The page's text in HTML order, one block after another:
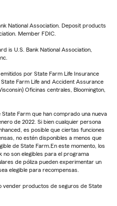
National Association. Deposit products
Member FDIC.
is U.S. Bank National Association,
por State Farm Life Insurance
Farm Life and Accident Assurance
Oficinas centrales, Bloomington,
Farm que han comprado una nueva
de 2022. Si bien cualquier persona
es posible que ciertas funciones
no estén disponibles a menos que
de State Farm.En este momento, los
no son elegibles para el programa
de póliza pueden experimentar un
elegible para recompensas.
vender productos de seguros de State